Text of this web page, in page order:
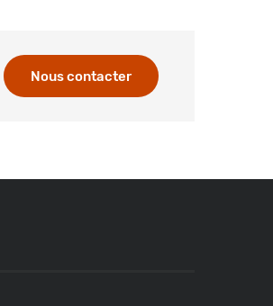
Nous contacter